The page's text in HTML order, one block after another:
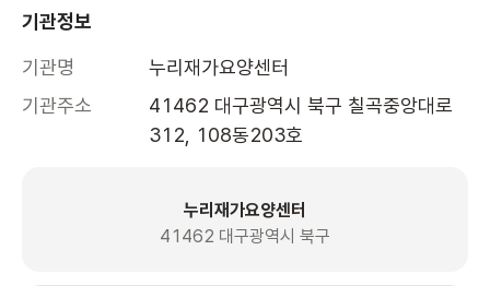
기관정보
기관명
누리재가요양센터
기관주소
41462 대구광역시 북구 칠곡중앙대로
312, 108동203호
누리재가요양센터
41462 대구광역시 북구